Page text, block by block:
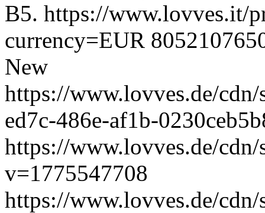
B5. https://www.lovves.it/
currency=EUR
New
https://www.lovves.de/
ed7c-486e-af1b-
https://www.lovves.de/
v=1775547708
https://www.lovves.de/